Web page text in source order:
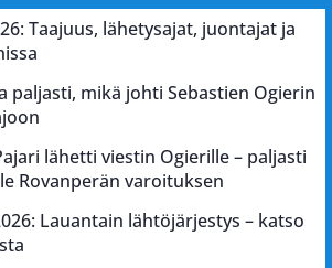
Taajuus, lähetysajat, juontajat ja
paljasti, mikä johti Sebastien Ogierin
lähetti viestin Ogierille – paljasti
Rovanperän varoituksen
Lauantain lähtöjärjestys – katso